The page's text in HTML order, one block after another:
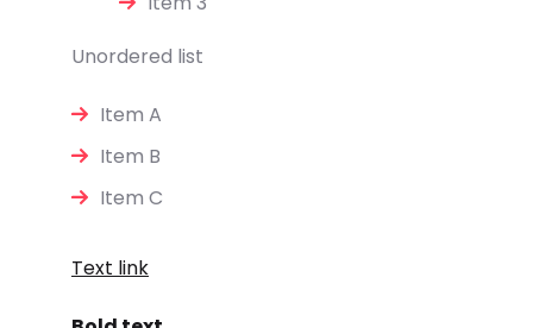
Unordered list
Item A
Item B
Item C
Text link